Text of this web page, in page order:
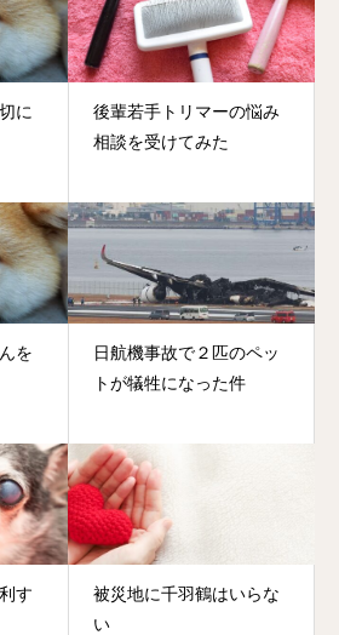
に
後輩若手トリマーの悩み
相談を受けてみた
を
日航機事故で２匹のペッ
トが犠牲になった件
す
被災地に千羽鶴はいらな
い